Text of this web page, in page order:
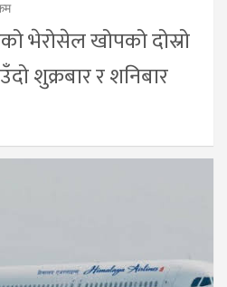
भेरोसेल खोपको दोस्रो
शुक्रबार र शनिबार